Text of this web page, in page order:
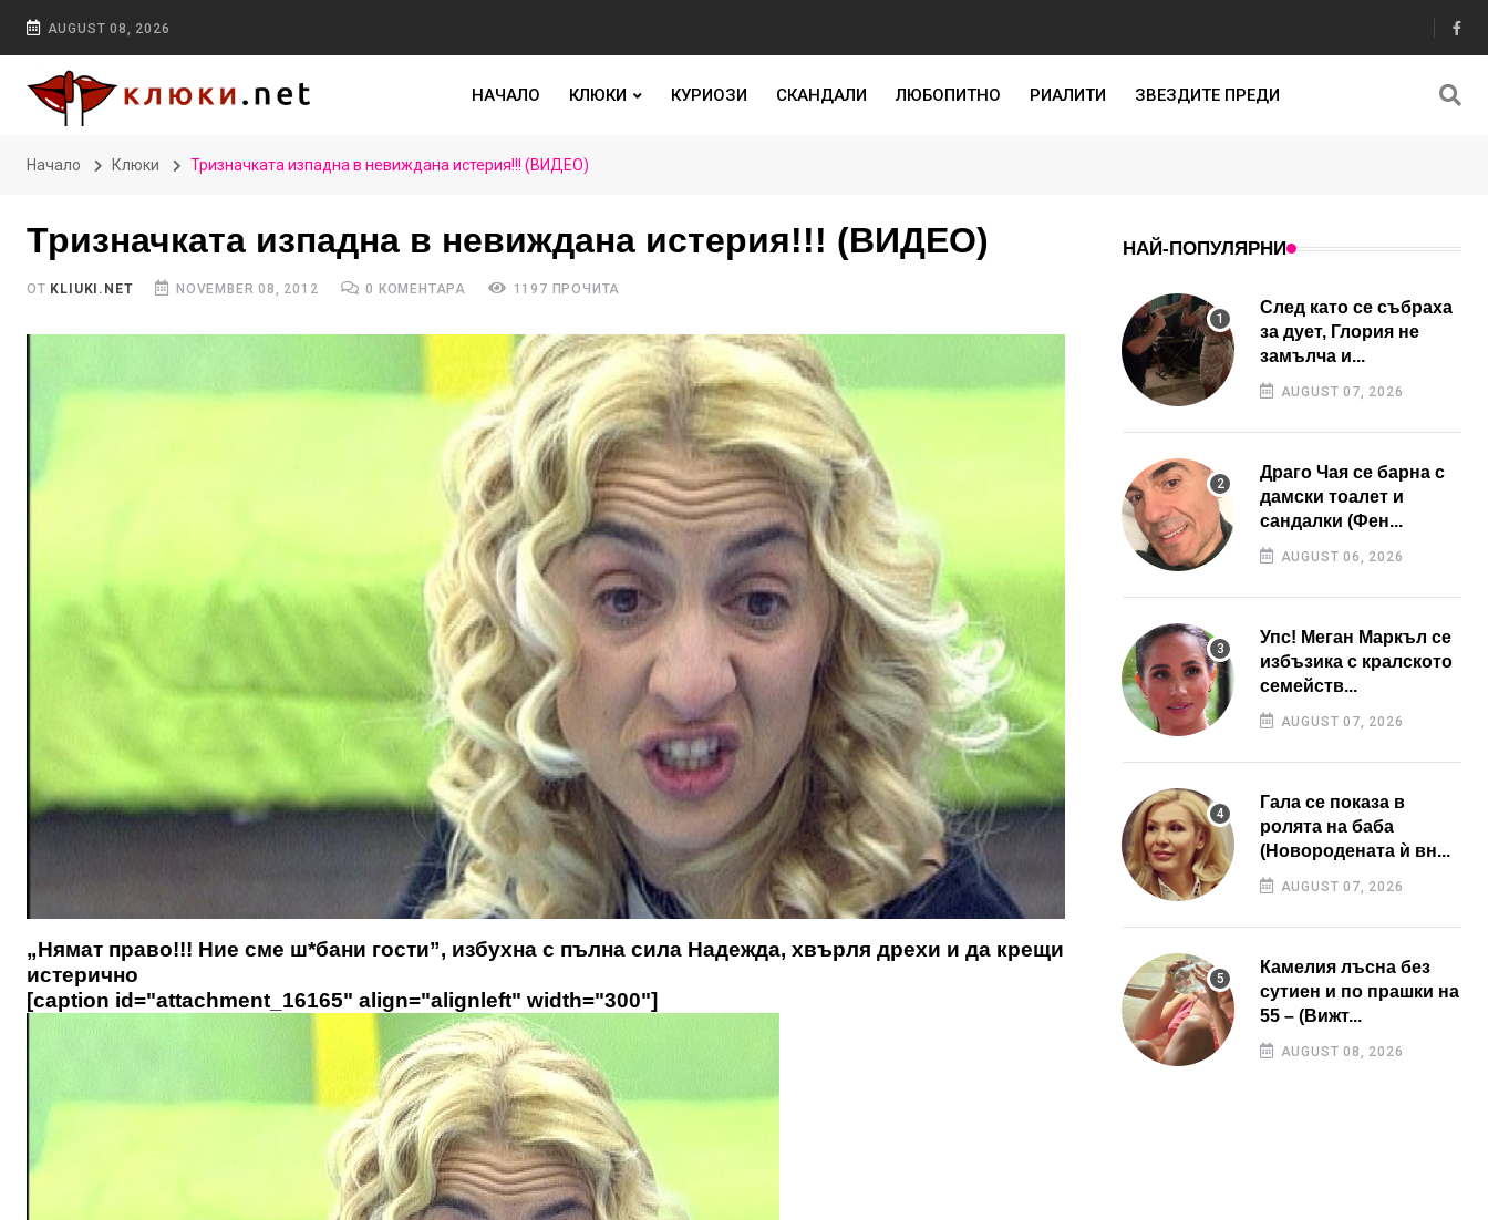
AUGUST 08, 2026
НАЧАЛО КЛЮКИ КУРИОЗИ СКАНДАЛИ ЛЮБОПИТНО РИАЛИТИ ЗВЕЗДИТЕ ПРЕДИ
Начало Клюки Тризначката изпадна в невиждана истерия!!! (ВИДЕО)
Тризначката изпадна в невиждана истерия!!! (ВИДЕО)
ОТ KLIUKI.NET NOVEMBER 08, 2012 0 КОМЕНТАРА 1197 ПРОЧИТА
„Нямат право!!! Ние сме ш*бани гости”, избухна с пълна сила Надежда, хвърля дрехи и да крещи
истерично
[caption id="attachment_16165" align="alignleft" width="300"]
НАЙ-ПОПУЛЯРНИ
След като се събраха
за дует, Глория не
замълча и...
AUGUST 07, 2026
Драго Чая се барна с
дамски тоалет и
сандалки (Фен...
AUGUST 06, 2026
Упс! Меган Маркъл се
избъзика с кралското
семейств...
AUGUST 07, 2026
Гала се показа в
ролята на баба
(Новородената ѝ вн...
AUGUST 07, 2026
Камелия лъсна без
сутиен и по прашки на
55 – (Вижт...
AUGUST 08, 2026